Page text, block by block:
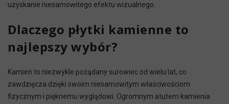
uzyskanie niesamowitego efektu wizualnego.
Dlaczego płytki kamienne to
najlepszy wybór?
Kamień to niezwykle pożądany surowiec od wielu lat, co
zawdzięcza dzięki swoim niesamowitym właściwościom
fizycznym i pięknemu wyglądowi. Ogromnym atutem kamienia